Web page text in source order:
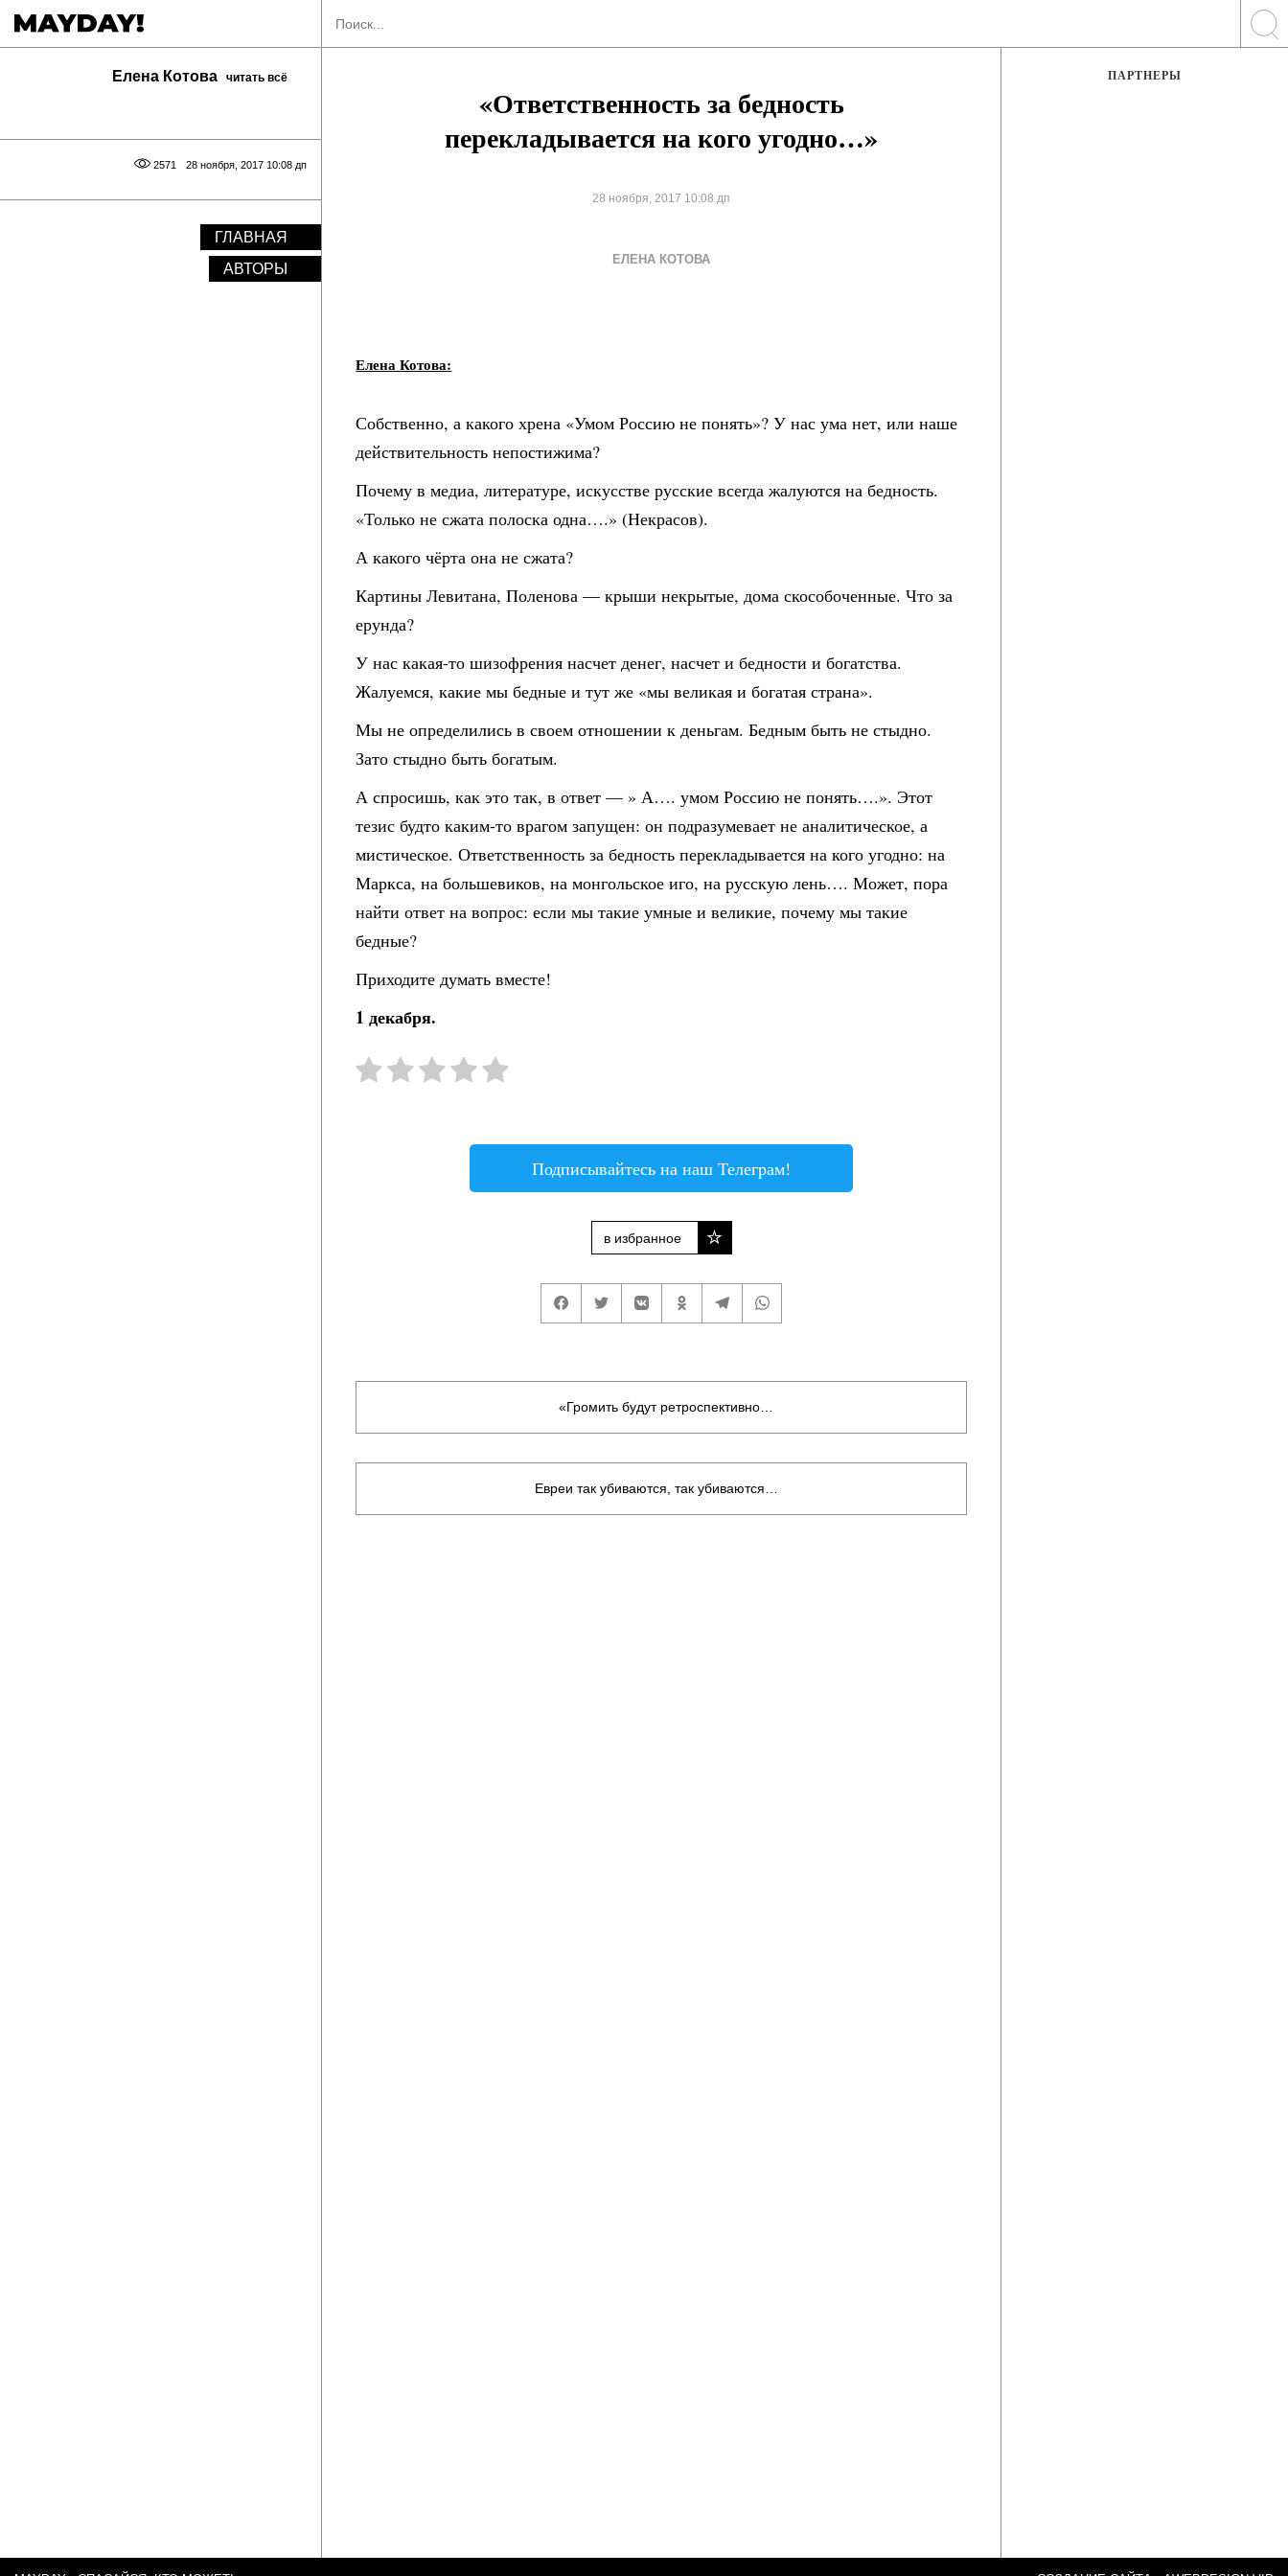
Елена Котова читать всё
28 ноября, 2017 10:08 дп
2571
ГЛАВНАЯ
АВТОРЫ
«Ответственность за бедность
перекладывается на кого угодно…»
28 ноября, 2017 10:08 дп
ЕЛЕНА КОТОВА
Елена Котова:
Собственно, а какого хрена «Умом Россию не понять»? У нас ума нет, или наше
действительность непостижима?
Почему в медиа, литературе, искусстве русские всегда жалуются на бедность.
«Только не сжата полоска одна….» (Некрасов).
А какого чёрта она не сжата?
Картины Левитана, Поленова — крыши некрытые, дома скособоченные. Что за
ерунда?
У нас какая-то шизофрения насчет денег, насчет и бедности и богатства.
Жалуемся, какие мы бедные и тут же «мы великая и богатая страна».
Мы не определились в своем отношении к деньгам. Бедным быть не стыдно.
Зато стыдно быть богатым.
А спросишь, как это так, в ответ — » А…. умом Россию не понять….». Этот
тезис будто каким-то врагом запущен: он подразумевает не аналитическое, а
мистическое. Ответственность за бедность перекладывается на кого угодно: на
Маркса, на большевиков, на монгольское иго, на русскую лень…. Может, пора
найти ответ на вопрос: если мы такие умные и великие, почему мы такие
бедные?
Приходите думать вместе!
1 декабря.
Подписывайтесь на наш Телеграм!
в избранное
«Громить будут ретроспективно…
Евреи так убиваются, так убиваются…
ПАРТНЕРЫ